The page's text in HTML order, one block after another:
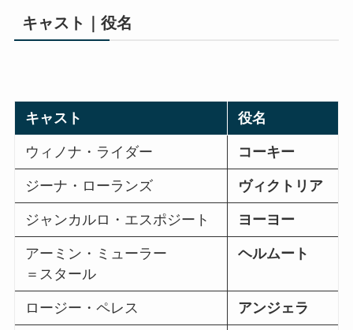
キャスト｜役名
キャスト 役名
ウィノナ・ライダー コーキー
ジーナ・ローランズ ヴィクトリア
ジャンカルロ・エスポジート ヨーヨー
アーミン・ミューラー
＝スタール
ヘルムート
ロージー・ペレス アンジェラ